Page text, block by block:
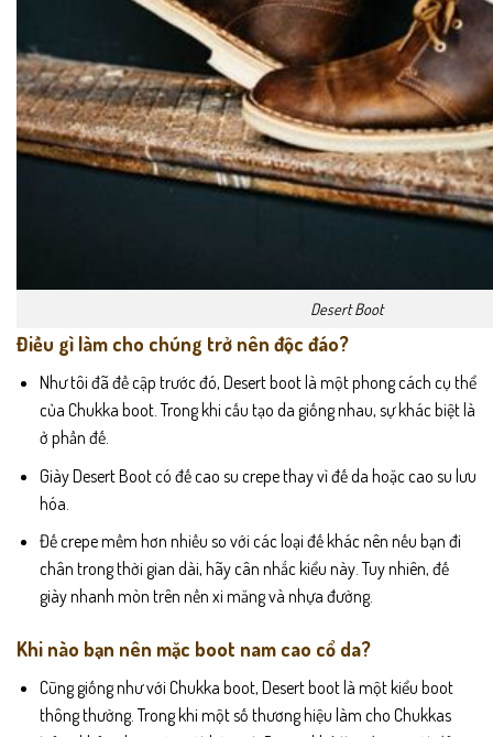
Desert Boot
Điều gì làm cho chúng trở nên độc đáo?
Như tôi đã đề cập trước đó, Desert boot là một phong cách cụ thể
của Chukka boot. Trong khi cấu tạo da giống nhau, sự khác biệt là
ở phần đế.
Giày Desert Boot có đế cao su crepe thay vì đế da hoặc cao su lưu
hóa.
Đế crepe mềm hơn nhiều so với các loại đế khác nên nếu bạn đi
chân trong thời gian dài, hãy cân nhắc kiểu này. Tuy nhiên, đế
giày nhanh mòn trên nền xi măng và nhựa đường.
Khi nào bạn nên mặc boot nam cao cổ da?
Cũng giống như với Chukka boot, Desert boot là một kiểu boot
thông thường. Trong khi một số thương hiệu làm cho Chukkas